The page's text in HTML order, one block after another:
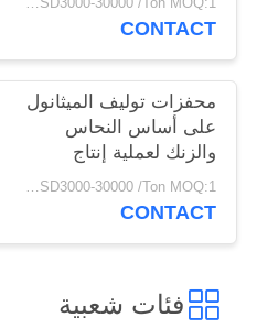
USD3000-30000 /Ton MOQ:1 كجم
CONTACT
محفزات توليف الميثانول
على أساس النحاس
والزنك لعملية إنتاج
الميثانول
USD3000-30000 /Ton MOQ:1 كجم
CONTACT
فئات شعبية